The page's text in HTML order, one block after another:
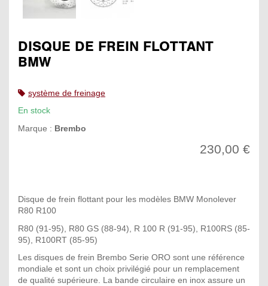
DISQUE DE FREIN FLOTTANT
BMW
système de freinage
En stock
Marque : Brembo
230,00 €
Disque de frein flottant pour les modèles BMW Monolever
R80 R100
R80 (91-95), R80 GS (88-94), R 100 R (91-95), R100RS (85-
95), R100RT (85-95)
Les disques de frein Brembo Serie ORO sont une référence
mondiale et sont un choix privilégié pour un remplacement
de qualité supérieure. La bande circulaire en inox assure un